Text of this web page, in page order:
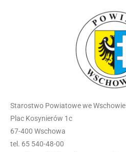
Starostwo Powiatowe we Wschowie
Plac Kosynierów 1c
67-400 Wschowa
tel. 65 540-48-00